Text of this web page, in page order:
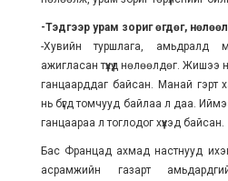
-Тэдгээр урам зориг өгдөг,
-Хувийн туршлага, амьдралд
ажигласан түүхүүд нөлөөлдөг.
ганцаарддаг байсан. Манай гэрт
нь бүгд томчууд байлаа л даа.
ганцаараа л тоглодог хүүхэд байсан.
Бас Францад ахмад настнууд
асрамжийн газарт